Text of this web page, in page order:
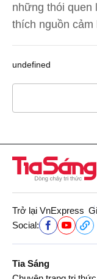
những thói quen
thích nguồn
undefined
Trở lại VnExpress
Social:
Tia Sáng